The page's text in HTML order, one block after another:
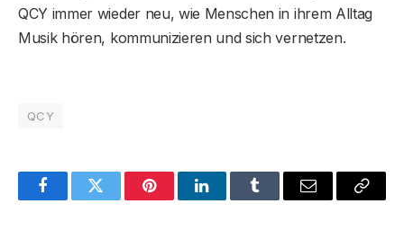
QCY immer wieder neu, wie Menschen in ihrem Alltag
Musik hören, kommunizieren und sich vernetzen.
QCY
FacebookTwitter PinterestLinkedInTumblr Email
Copy